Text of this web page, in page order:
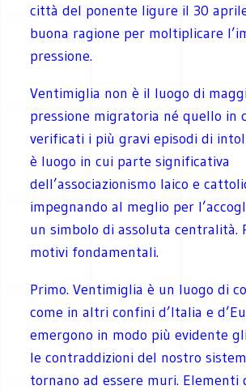
città del ponente ligure il 30
buona ragione per moltiplicare
pressione.
Ventimiglia non è il luogo di
pressione migratoria né quello in
verificati i più gravi episodi di
è luogo in cui parte significativa
dell’associazionismo laico e
impegnando al meglio per
un simbolo di assoluta centralità.
motivi fondamentali.
Primo. Ventimiglia è un luogo di
come in altri confini d’Italia e
emergono in modo più evidente
le contraddizioni del nostro
tornano ad essere muri. Elementi